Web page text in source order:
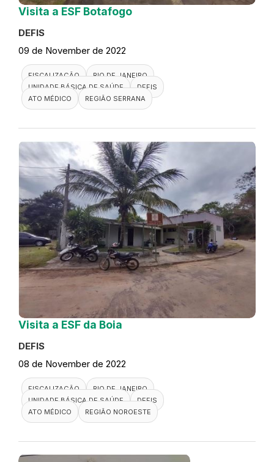
Visita a ESF Botafogo
DEFIS
09 de November de 2022
FISCALIZAÇÃO
RIO DE JANEIRO
UNIDADE BÁSICA DE SAÚDE
DEFIS
ATO MÉDICO
REGIÃO SERRANA
Visita a ESF da Boia
DEFIS
08 de November de 2022
FISCALIZAÇÃO
RIO DE JANEIRO
UNIDADE BÁSICA DE SAÚDE
DEFIS
ATO MÉDICO
REGIÃO NOROESTE